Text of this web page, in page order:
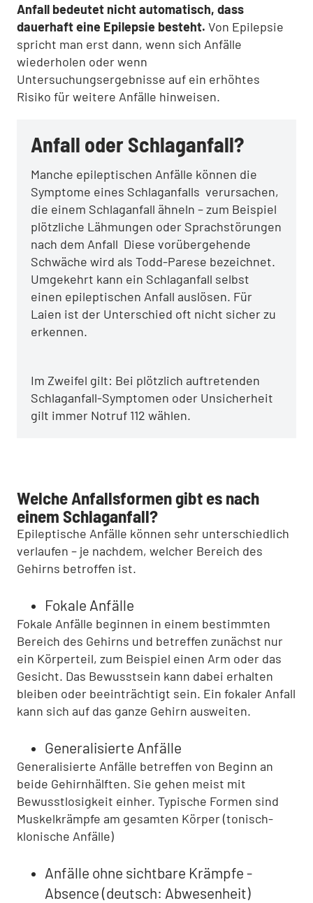
Anfall bedeutet nicht automatisch, dass
dauerhaft eine Epilepsie besteht. Von Epilepsie
spricht man erst dann, wenn sich Anfälle
wiederholen oder wenn
Untersuchungsergebnisse auf ein erhöhtes
Risiko für weitere Anfälle hinweisen.
Anfall oder Schlaganfall?
Manche epileptischen Anfälle können die
Symptome eines Schlaganfalls verursachen,
die einem Schlaganfall ähneln – zum Beispiel
plötzliche Lähmungen oder Sprachstörungen
nach dem Anfall Diese vorübergehende
Schwäche wird als Todd-Parese bezeichnet.
Umgekehrt kann ein Schlaganfall selbst
einen epileptischen Anfall auslösen. Für
Laien ist der Unterschied oft nicht sicher zu
erkennen.
Im Zweifel gilt: Bei plötzlich auftretenden
Schlaganfall-Symptomen oder Unsicherheit
gilt immer Notruf 112 wählen.
Welche Anfallsformen gibt es nach
einem Schlaganfall?
Epileptische Anfälle können sehr unterschiedlich
verlaufen – je nachdem, welcher Bereich des
Gehirns betroffen ist.
Fokale Anfälle
Fokale Anfälle beginnen in einem bestimmten
Bereich des Gehirns und betreffen zunächst nur
ein Körperteil, zum Beispiel einen Arm oder das
Gesicht. Das Bewusstsein kann dabei erhalten
bleiben oder beeinträchtigt sein. Ein fokaler Anfall
kann sich auf das ganze Gehirn ausweiten.
Generalisierte Anfälle
Generalisierte Anfälle betreffen von Beginn an
beide Gehirnhälften. Sie gehen meist mit
Bewusstlosigkeit einher. Typische Formen sind
Muskelkrämpfe am gesamten Körper (tonisch-
klonische Anfälle)
Anfälle ohne sichtbare Krämpfe -
Absence (deutsch: Abwesenheit)